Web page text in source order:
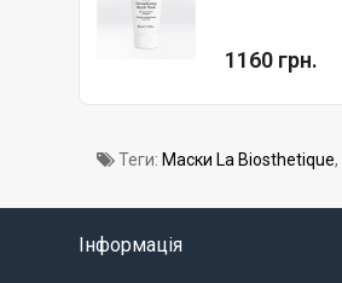
1160 грн.
Теги: Маски La Biosthetique,
Інформація